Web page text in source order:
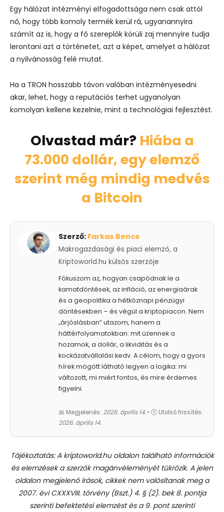
Egy hálózat intézményi elfogadottsága nem csak attól
nő, hogy több komoly termék kerül rá, ugyanannyira
számít az is, hogy a fő szereplők körüli zaj mennyire tudja
lerontani azt a történetet, azt a képet, amelyet a hálózat
a nyilvánosság felé mutat.
Ha a TRON hosszabb távon valóban intézményesedni
akar, lehet, hogy a reputációs terhet ugyanolyan
komolyan kellene kezelnie, mint a technológiai fejlesztést.
Olvastad már? Hiába a
73.000 dollár, egy elemző
szerint még mindig medvés
a Bitcoin
Szerző: Farkas Bence
Makrogazdasági és piaci elemző, a
Kriptoworld.hu külsős szerzője
Fókuszom az, hogyan csapódnak le a
kamatdöntések, az infláció, az energiaárak
és a geopolitika a hétköznapi pénzügyi
döntésekben – és végül a kriptopiacon. Nem
„árjóslásban” utazom, hanem a
háttérfolyamatokban: mit üzennek a
hozamok, a dollár, a likviditás és a
kockázatvállalási kedv. A célom, hogy a gyors
hírek mögött látható legyen a logika: mi
változott, mi miért fontos, és mire érdemes
figyelni.
📅 Megjelenés: 2026. április 14. • 🕓 Utolsó frissítés:
2026. április 14.
Tájékoztatás: A kriptoworld.hu oldalon található információk
és elemzések a szerzők magánvéleményét tükrözik. A jelen
oldalon megjelenő írások, cikkek nem valósítanak meg a
2007. évi CXXXVIII. törvény (Bszt.) 4. § (2). bek 8. pontja
szerinti befektetési elemzést és a 9. pont szerinti